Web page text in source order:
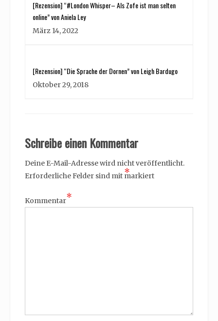
[Rezension] “#London Whisper– Als Zofe ist man selten
online” von Aniela Ley
März 14, 2022
[Rezension] “Die Sprache der Dornen” von Leigh Bardugo
Oktober 29, 2018
Schreibe einen Kommentar
Deine E-Mail-Adresse wird nicht veröffentlicht.
Erforderliche Felder sind mit *
markiert
Kommentar*